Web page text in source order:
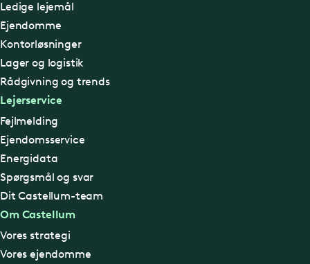
Ledige lejemål
Ejendomme
Kontorløsninger
Lager og logistik
Rådgivning og trends
Lejerservice
Fejlmelding
Ejendomsservice
Energidata
Spørgsmål og svar
Dit Castellum-team
Om Castellum
Vores strategi
Vores ejendomme